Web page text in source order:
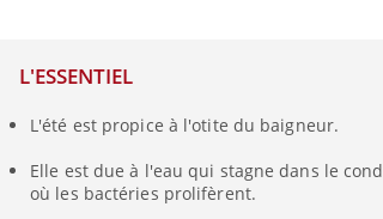
L'ESSENTIEL
L'été est propice à l'otite du baigneur.
Elle est due à l'eau qui stagne dans le
où les bactéries prolifèrent.
modifient votre cerveau !